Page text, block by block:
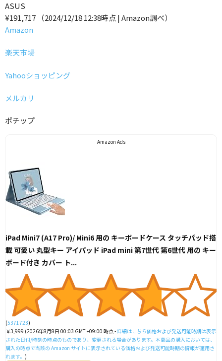
ASUS
¥191,717
（2024/12/18 12:38時点 | Amazon調べ）
Amazon
楽天市場
Yahooショッピング
メルカリ
ポチップ
Amazon Ads
iPad Mini7 (A17 Pro)/ Mini6 用の キーボードケース タッチパッド搭
載 可愛い 丸型キー アイパッド iPad mini 第7世代 第6世代 用の キー
ボード付き カバー ト...
(5371723)
￥3,999 (2026年8月8日 00:03 GMT +09:00 時点 -詳細はこちら価格および発送可能時期は表示
された日付/時刻の時点のものであり、変更される場合があります。本商品の購入においては、
購入の時点で当該の Amazon サイトに表示されている価格および発送可能時期の情報が適用さ
れます。 )